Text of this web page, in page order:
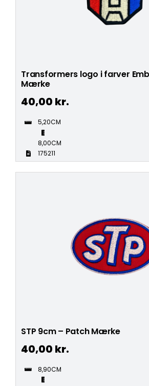
Transformers logo i farver
Mærke
40,00 kr.
5,20CM
8,00CM
175211
STP 9cm – Patch Mærke
40,00 kr.
8,90CM